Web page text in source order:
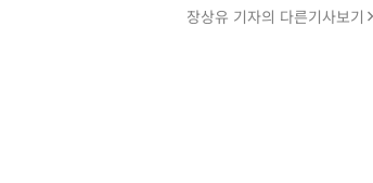
장상유 기자의 다른기사보기